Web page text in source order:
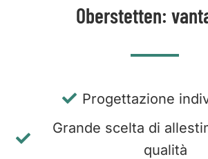
Oberstetten:
Progettazione
Grande scelta di
qualità